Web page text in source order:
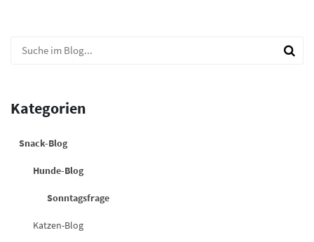
Kategorien
Snack-Blog
Hunde-Blog
Sonntagsfrage
Katzen-Blog